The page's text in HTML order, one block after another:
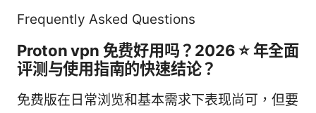
Frequently Asked Questions
Proton vpn 免费好用吗？2026 ⭐ 年全面
评测与使用指南的快速结论？
免费版在日常浏览和基本需求下表现尚可，但要